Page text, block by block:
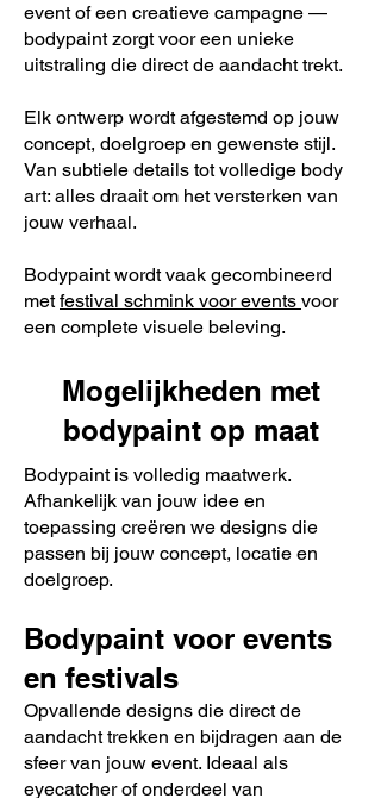
event of een creatieve campagne —
bodypaint zorgt voor een unieke
uitstraling die direct de aandacht trekt.
Elk ontwerp wordt afgestemd op jouw
concept, doelgroep en gewenste stijl.
Van subtiele details tot volledige body
art: alles draait om het versterken van
jouw verhaal.
Bodypaint wordt vaak gecombineerd
metfestival schmink voor events voor
een complete visuele beleving.
Mogelijkheden met
bodypaint op maat
Bodypaint is volledig maatwerk.
Afhankelijk van jouw idee en
toepassing creëren we designs die
passen bij jouw concept, locatie en
doelgroep.
Bodypaint voor events
en festivals
Opvallende designs die direct de
aandacht trekken en bijdragen aan de
sfeer van jouw event. Ideaal als
eyecatcher of onderdeel van